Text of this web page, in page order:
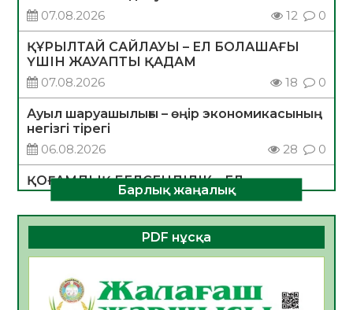
07.08.2026
12 0
ҚҰРЫЛТАЙ САЙЛАУЫ – ЕЛ БОЛАШАҒЫ
ҮШІН ЖАУАПТЫ ҚАДАМ
07.08.2026
18 0
Ауыл шаруашылығы – өңір экономикасының
негізгі тірегі
06.08.2026
28 0
ҚОҒАМДЫҚ БЕЛСЕНДІЛІК – ЕЛ
ДАМУЫНЫҢ НЕГІЗІ
06.08.2026
27 0
ҚҰРЫЛТАЙ САЙЛАУЫ – БОЛАШАҚҚА
БАСТАР ЖАУАПТЫ ТАҢДАУ
06.08.2026
Барлық жаңалық
PDF нұсқа